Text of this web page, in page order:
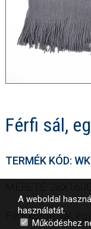
Férfi sál,
TERMÉK KÓD:
Férfi kötött sál,
A weboldal
használatát.
Működéshez